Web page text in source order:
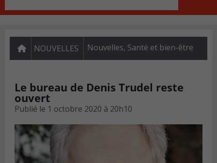
NOUVELLES Nouvelles, Santé et bien-être
Le bureau de Denis Trudel reste
ouvert
Publié le 1 octobre 2020 à 20h10